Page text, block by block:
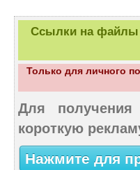
Ссылки на файлы
Только для личного
Для получения
короткую
Нажмите для